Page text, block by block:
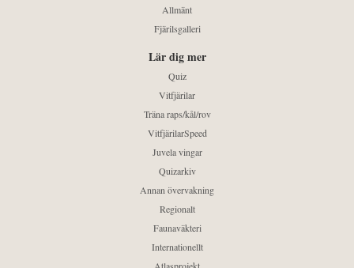
Allmänt
Fjärilsgalleri
Lär dig mer
Quiz
Vitfjärilar
Träna raps/kål/rov
VitfjärilarSpeed
Juvela vingar
Quizarkiv
Annan övervakning
Regionalt
Faunaväkteri
Internationellt